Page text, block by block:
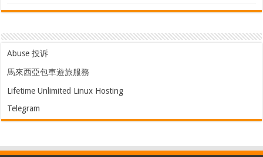
Abuse 投诉
馬來西亞包車遊旅服務
Lifetime Unlimited Linux Hosting
Telegram